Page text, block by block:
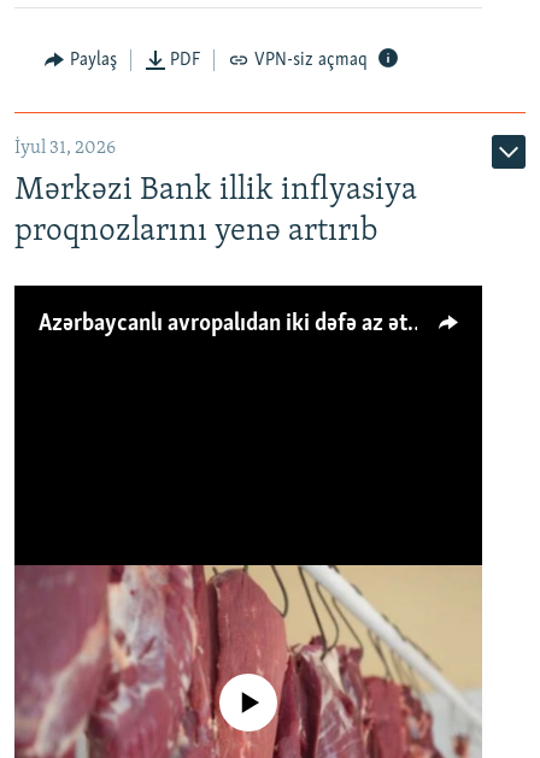
Paylaş PDF VPN-siz açmaq
İyul 31, 2026
Mərkəzi Bank illik inflyasiya
proqnozlarını yenə artırıb
Azərbaycanlı avropalıdan iki dəfə az ət yeyir, amma... 'Qiymət artımı qaçılmazdır'
No media source currently available